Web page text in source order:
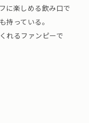
に楽しめる飲み口で
持っている。
れるファンピーで